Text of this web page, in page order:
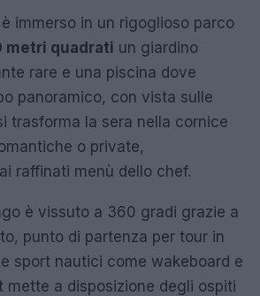
immerso in un rigoglioso parco
metri quadrati un giardino
rare e una piscina dove
panoramico, con vista sulle
trasforma la sera nella cornice
o private,
raffinati menù dello chef.
è vissuto a 360 gradi grazie a
punto di partenza per tour in
sport nautici come wakeboard e
mette a disposizione degli ospiti